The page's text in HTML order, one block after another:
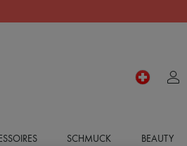
SCHMUCK BEAUTY